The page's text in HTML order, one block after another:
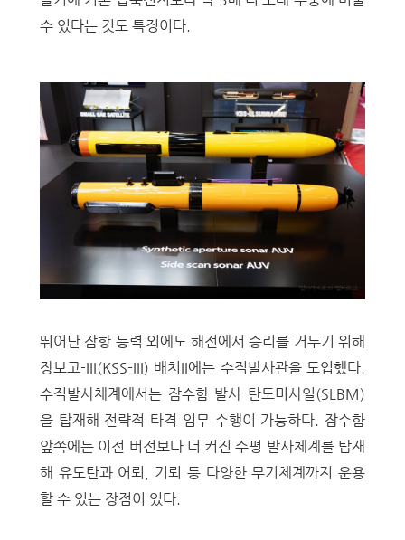
수 있다는 것도 특징이다.
뛰어난 잠항 능력 외에도 해전에서 승리를 거두기 위해
장보고-III(KSS-III) 배치II에는 수직발사관을 도입했다.
수직발사체계에서는 잠수함 발사 탄도미사일(SLBM)
을 탑재해 전략적 타격 임무 수행이 가능하다. 잠수함
앞쪽에는 이전 버전보다 더 커진 수평 발사체계를 탑재
해 유도탄과 어뢰, 기뢰 등 다양한 무기체계까지 운용
할 수 있는 장점이 있다.